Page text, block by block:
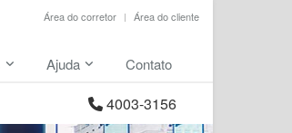
Área do corretor Área do cliente
Ajuda Contato
4003-3156